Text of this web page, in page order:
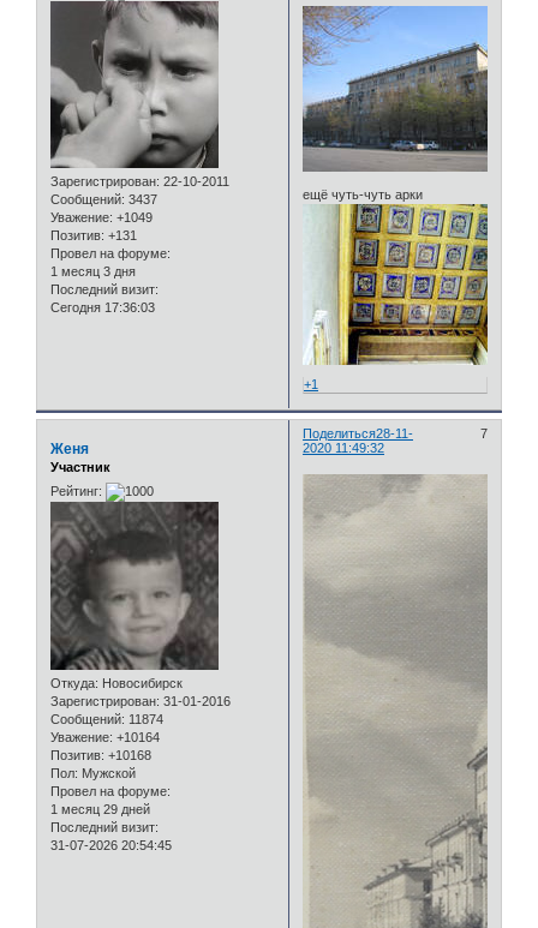
Зарегистрирован: 22-10-2011
Сообщений: 3437
Уважение: +1049
Позитив: +131
Провел на форуме:
1 месяц 3 дня
Последний визит:
Сегодня 17:36:03
ещё чуть-чуть арки
+1
Поделиться 7
28-11-
2020 11:49:32
Женя
Участник
Рейтинг:
Откуда: Новосибирск
Зарегистрирован: 31-01-2016
Сообщений: 11874
Уважение: +10164
Позитив: +10168
Пол: Мужской
Провел на форуме:
1 месяц 29 дней
Последний визит:
31-07-2026 20:54:45